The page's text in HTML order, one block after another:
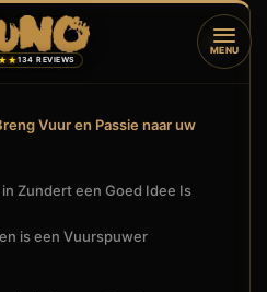
134 REVIEWS
MENU
▼
Vuur en Passie naar uw
Zundert een Goed Idee Is
is een Vuurspuwer